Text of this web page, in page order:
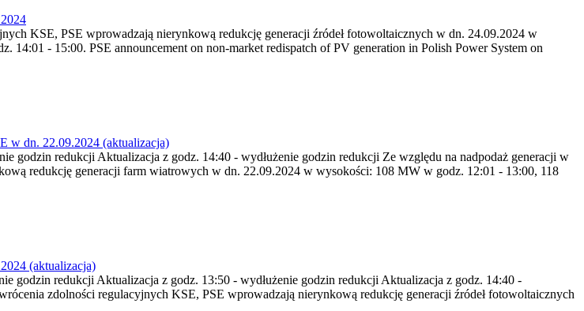
KSE, PSE wprowadzają nierynkową redukcję generacji źródeł fotowoltaicznych w dn. 24.09.2024 w
- 15:00. PSE announcement on non-market redispatch of PV generation in Polish Power System on
w dn. 22.09.2024 (aktualizacja)
godzin redukcji Aktualizacja z godz. 14:40 - wydłużenie godzin redukcji Ze względu na nadpodaż generacji w
redukcję generacji farm wiatrowych w dn. 22.09.2024 w wysokości: 108 MW w godz. 12:01 - 13:00, 118
(aktualizacja)
godzin redukcji Aktualizacja z godz. 13:50 - wydłużenie godzin redukcji Aktualizacja z godz. 14:40 -
zdolności regulacyjnych KSE, PSE wprowadzają nierynkową redukcję generacji źródeł fotowoltaicznych